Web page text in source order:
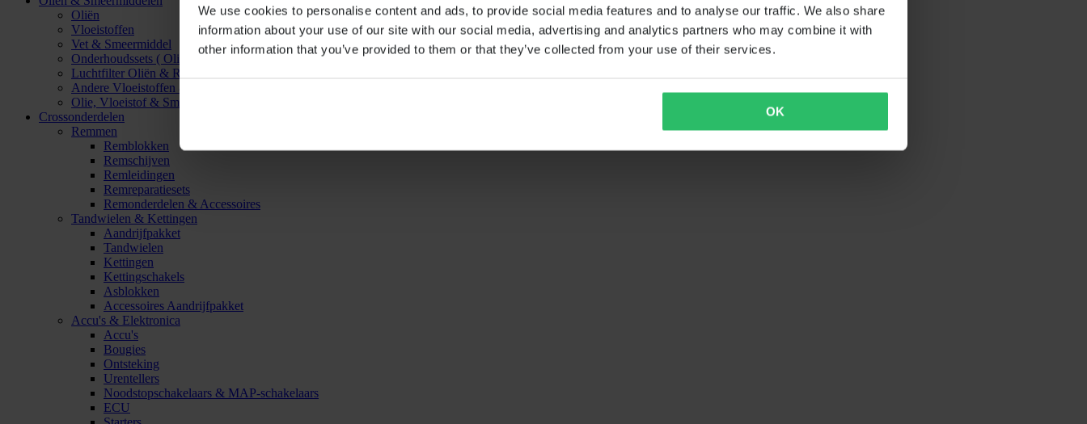
We use cookies to personalise content and ads, to provide social media features and to analyse our traffic. We also share
information about your use of our site with our social media, advertising and analytics partners who may combine it with
other information that you’ve provided to them or that they’ve collected from your use of their services.
OK
Oliën
Vloeistoffen
Vet & Smeermiddel
Onderhoudssets ( Olie & Filter)
Luchtfilter Oliën & Reinigers
Andere Vloeistoffen & Smeermiddelen
Olie, Vloeistof & Smeermiddel Accessoires
Crossonderdelen
Remmen
Remblokken
Remschijven
Remleidingen
Remreparatiesets
Remonderdelen & Accessoires
Tandwielen & Kettingen
Aandrijfpakket
Tandwielen
Kettingen
Kettingschakels
Asblokken
Accessoires Aandrijfpakket
Accu's & Elektronica
Accu's
Bougies
Ontsteking
Urentellers
Noodstopschakelaars & MAP-schakelaars
ECU